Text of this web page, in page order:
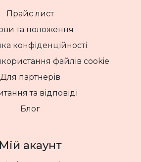
Прайс лист
та положення
конфіденційності
файлів cookie
Для партнерів
та відповіді
Блог
Мій акаунт